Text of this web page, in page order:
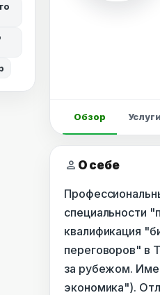
Обзор Услуги
person О себе
специальности
квалификация
переговоров" в
за рубежом.
экономика").